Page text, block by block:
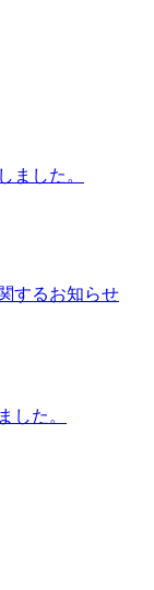
ました。
するお知らせ
した。